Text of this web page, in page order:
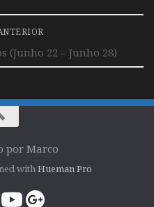
(Junho 22 – Junho 28)
por Marco
withHueman Pro